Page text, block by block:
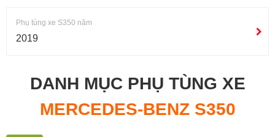
Phụ tùng xe S350 năm
2019
DANH MỤC PHỤ TÙNG XE
MERCEDES-BENZ S350